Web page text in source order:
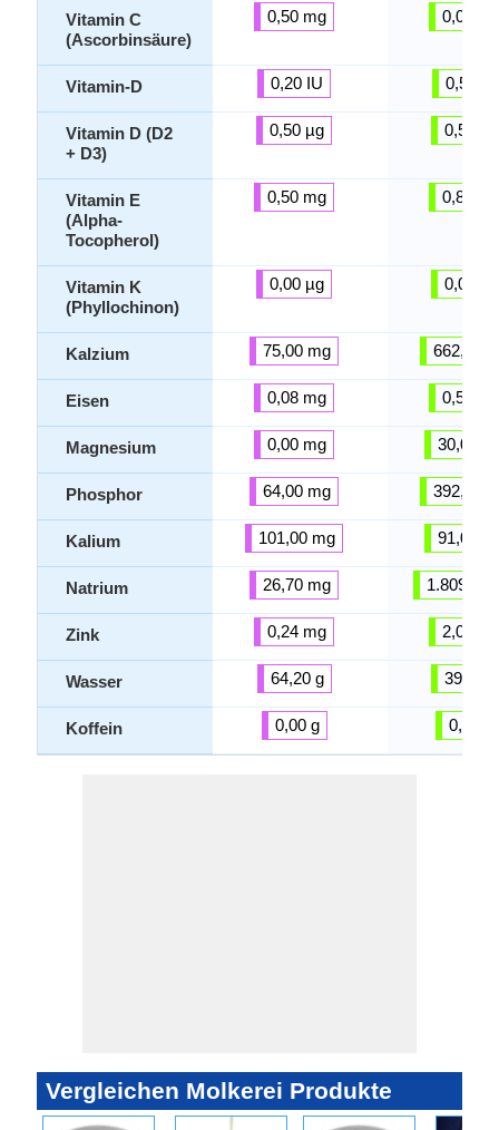
Vitamin C
(Ascorbinsäure)
Vitamin-D
Vitamin D (D2
+ D3)
Vitamin E
(Alpha-
Tocopherol)
Vitamin K
(Phyllochinon)
Kalzium
Eisen
Magnesium
Phosphor
Kalium
Natrium
Zink
Wasser
Koffein
0,50 mg
0,20 IU
0,50 µg
0,50 mg
0,00 µg
75,00 mg
0,08 mg
0,00 mg
64,00 mg
101,00 mg
26,70 mg
0,24 mg
64,20 g
0,00 g
0,00
0,50 IU
0,50 µg
0,85
0,00 µg
662,00
0,56
30,00
392,00
91,00
1.809,00
2,08
39,38 g
0,00 g
Vergleichen Molkerei Produkte